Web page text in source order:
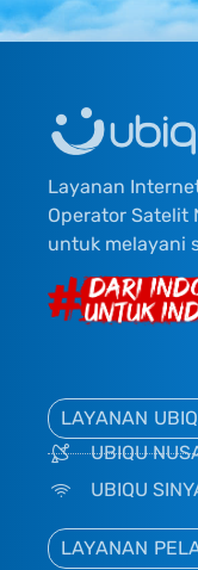
Layanan
Operator Satelit
untuk melayani
LAYANAN
UBIQU
UBIQU
LAYANAN